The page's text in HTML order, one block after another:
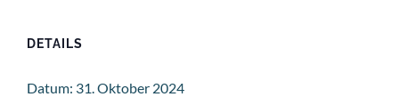
DETAILS
Datum: 31. Oktober 2024